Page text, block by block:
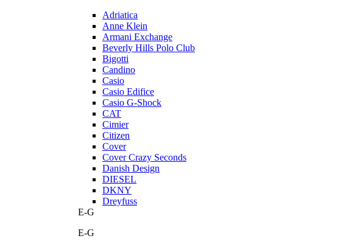
Adriatica
Anne Klein
Armani Exchange
Beverly Hills Polo Club
Bigotti
Candino
Casio
Casio Edifice
Casio G-Shock
CAT
Cimier
Citizen
Cover
Cover Crazy Seconds
Danish Design
DIESEL
DKNY
Dreyfuss
E-G
E-G